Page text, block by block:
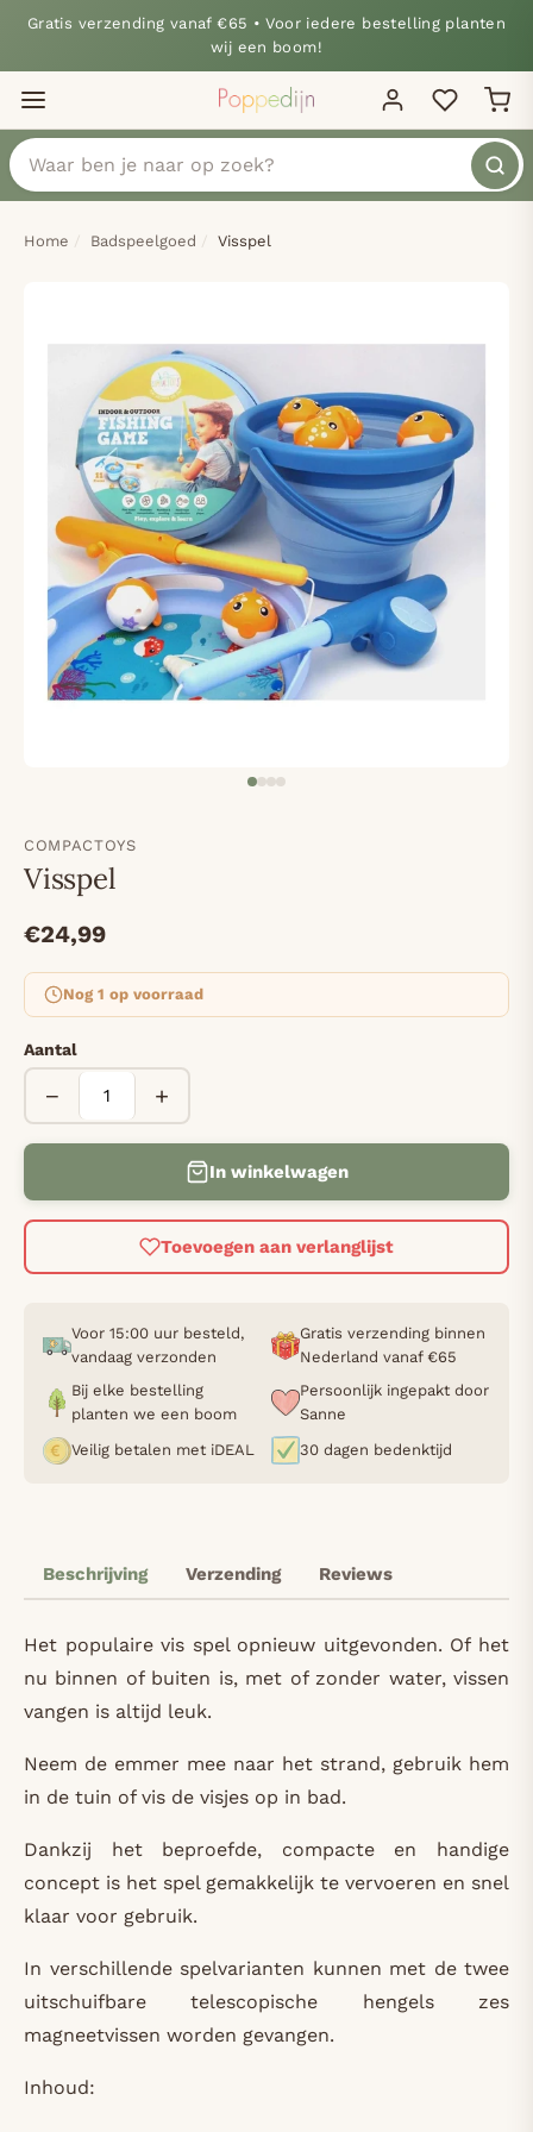
Gratis verzending vanaf €65 • Voor iedere bestelling planten
wij een boom!
Home Badspeelgoed Visspel
COMPACTOYS
Visspel
€24,99
Nog 1 op voorraad
Aantal
− +
In winkelwagen
Toevoegen aan verlanglijst
Voor 15:00 uur besteld,
vandaag verzonden
Gratis verzending binnen
Nederland vanaf €65
Bij elke bestelling
planten we een boom
Persoonlijk ingepakt door
Sanne
Veilig betalen met iDEAL
30 dagen bedenktijd
Beschrijving Verzending Reviews
Het populaire vis spel opnieuw uitgevonden. Of het
nu binnen of buiten is, met of zonder water, vissen
vangen is altijd leuk.
Neem de emmer mee naar het strand, gebruik hem
in de tuin of vis de visjes op in bad.
Dankzij het beproefde, compacte en handige
concept is het spel gemakkelijk te vervoeren en snel
klaar voor gebruik.
In verschillende spelvarianten kunnen met de twee
uitschuifbare telescopische hengels zes
magneetvissen worden gevangen.
Inhoud: